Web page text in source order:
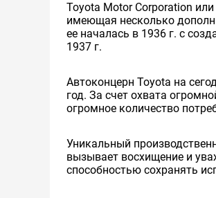
Toyota Motor Corporation
имеющая несколько
ее началась в 1936 г. с
1937 г.
Автоконцерн Toyota на
год. За счет охвата
огромное количество
Уникальный
вызывает восхищение и
способностью сохранять